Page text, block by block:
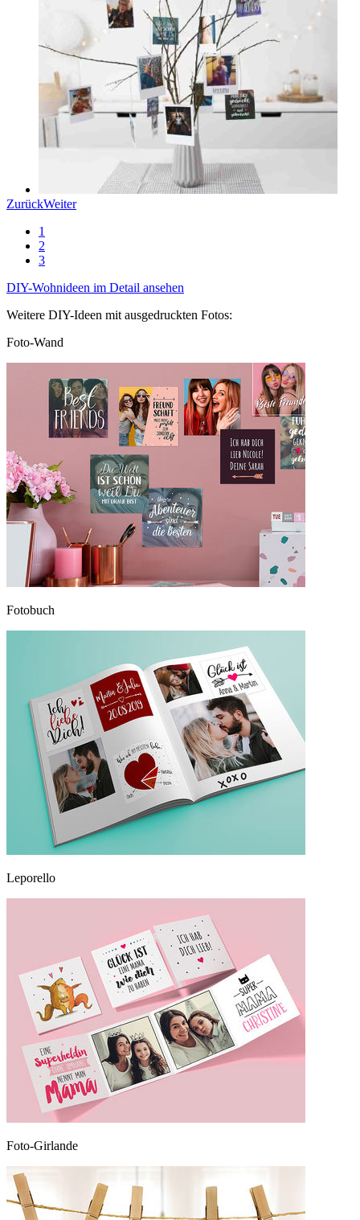
ZurückWeiter
1
2
3
DIY-Wohnideen im Detail ansehen
Weitere DIY-Ideen mit ausgedruckten Fotos:
Foto-Wand
Fotobuch
Leporello
Foto-Girlande